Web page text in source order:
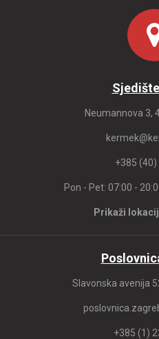
Neumannova 3,
+385 (40)
Pon - Pet: 07:00 -
Prikaži
Slavonska avenija
+385 (1)